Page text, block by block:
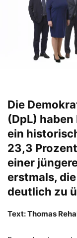
Die
(DpL)
ein
23,3
einer
erstmals,
deutlich zu
Text: Thomas